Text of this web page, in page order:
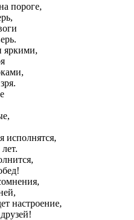
пороге,
яркими,
исполнятся,
настроение,